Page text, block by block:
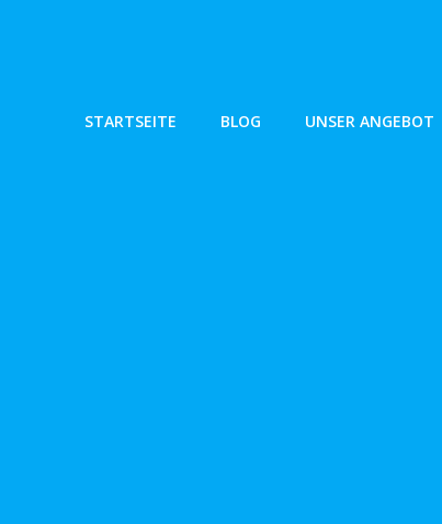
STARTSEITE BLOG UNSER ANGEBOT